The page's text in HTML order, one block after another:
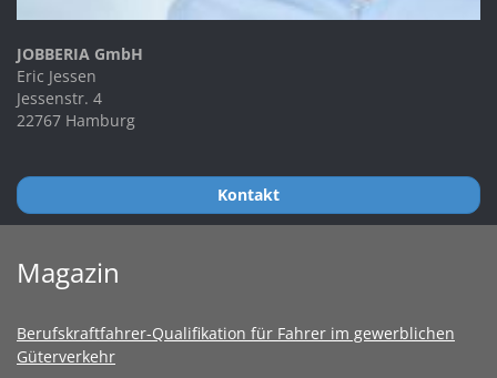
JOBBERIA GmbH
Eric Jessen
Jessenstr. 4
22767 Hamburg
Kontakt
Magazin
Berufskraftfahrer-Qualifikation für Fahrer im gewerblichen
Güterverkehr